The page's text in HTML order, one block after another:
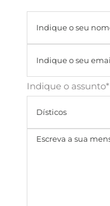
Indique o assunto*